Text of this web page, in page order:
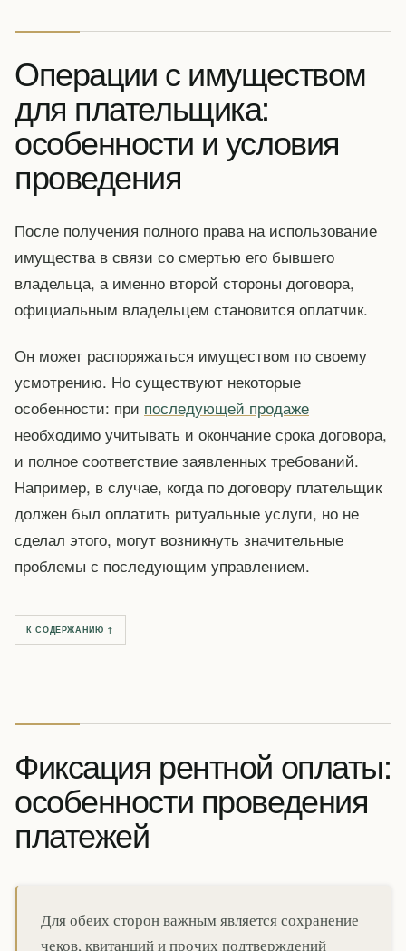
Операции с имуществом
для плательщика:
особенности и условия
проведения
После получения полного права на использование
имущества в связи со смертью его бывшего
владельца, а именно второй стороны договора,
официальным владельцем становится оплатчик.
Он может распоряжаться имуществом по своему
усмотрению. Но существуют некоторые
особенности: при последующей продаже
необходимо учитывать и окончание срока договора,
и полное соответствие заявленных требований.
Например, в случае, когда по договору плательщик
должен был оплатить ритуальные услуги, но не
сделал этого, могут возникнуть значительные
проблемы с последующим управлением.
К СОДЕРЖАНИЮ ↑
Фиксация рентной оплаты:
особенности проведения
платежей
Для обеих сторон важным является сохранение
чеков, квитанций и прочих подтверждений